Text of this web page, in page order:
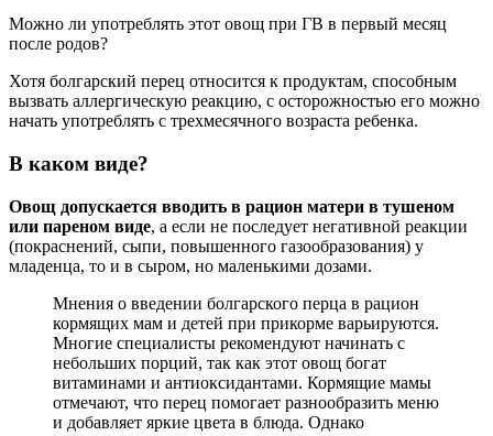
Можно ли употреблять этот овощ при ГВ в первый месяц
после родов?
Хотя болгарский перец относится к продуктам, способным
вызвать аллергическую реакцию, с осторожностью его можно
начать употреблять с трехмесячного возраста ребенка.
В каком виде?
Овощ допускается вводить в рацион матери в тушеном
или пареном виде, а если не последует негативной реакции
(покраснений, сыпи, повышенного газообразования) у
младенца, то и в сыром, но маленькими дозами.
Мнения о введении болгарского перца в рацион
кормящих мам и детей при прикорме варьируются.
Многие специалисты рекомендуют начинать с
небольших порций, так как этот овощ богат
витаминами и антиоксидантами. Кормящие мамы
отмечают, что перец помогает разнообразить меню
и добавляет яркие цвета в блюда. Однако